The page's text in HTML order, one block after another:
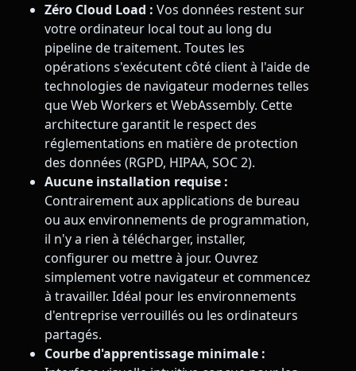
Zéro Cloud Load : Vos données restent sur
votre ordinateur local tout au long du
pipeline de traitement. Toutes les
opérations s'exécutent côté client à l'aide de
technologies de navigateur modernes telles
que Web Workers et WebAssembly. Cette
architecture garantit le respect des
réglementations en matière de protection
des données (RGPD, HIPAA, SOC 2).
Aucune installation requise :
Contrairement aux applications de bureau
ou aux environnements de programmation,
il n'y a rien à télécharger, installer,
configurer ou mettre à jour. Ouvrez
simplement votre navigateur et commencez
à travailler. Idéal pour les environnements
d'entreprise verrouillés ou les ordinateurs
partagés.
Courbe d'apprentissage minimale :